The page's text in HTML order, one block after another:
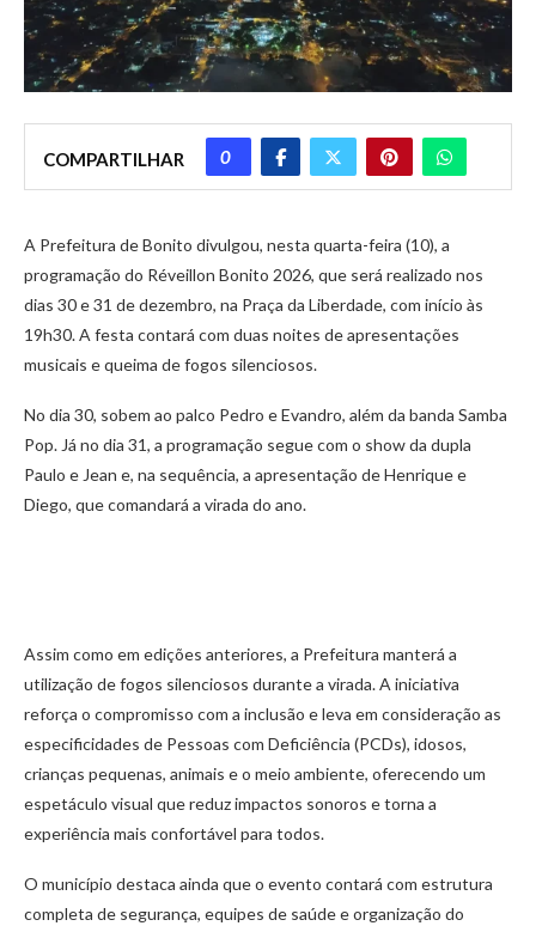
COMPARTILHAR 0
A Prefeitura de Bonito divulgou, nesta quarta-feira (10), a
programação do Réveillon Bonito 2026, que será realizado nos
dias 30 e 31 de dezembro, na Praça da Liberdade, com início às
19h30. A festa contará com duas noites de apresentações
musicais e queima de fogos silenciosos.
No dia 30, sobem ao palco Pedro e Evandro, além da banda Samba
Pop. Já no dia 31, a programação segue com o show da dupla
Paulo e Jean e, na sequência, a apresentação de Henrique e
Diego, que comandará a virada do ano.
Assim como em edições anteriores, a Prefeitura manterá a
utilização de fogos silenciosos durante a virada. A iniciativa
reforça o compromisso com a inclusão e leva em consideração as
especificidades de Pessoas com Deficiência (PCDs), idosos,
crianças pequenas, animais e o meio ambiente, oferecendo um
espetáculo visual que reduz impactos sonoros e torna a
experiência mais confortável para todos.
O município destaca ainda que o evento contará com estrutura
completa de segurança, equipes de saúde e organização do